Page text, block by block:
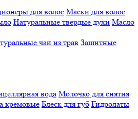
для волос Маски для волос
Натуральные твердые духи Масло
чаи из трав Защитные
вода Молочко для снятия
кремовые Блеск для губ Гидролаты